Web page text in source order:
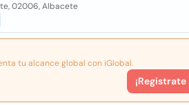
02006, Albacete
tu alcance global con iGlobal.
¡Registrate